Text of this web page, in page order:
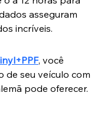
asseguram
incríveis.
, você
de seu veículo com
pode oferecer.